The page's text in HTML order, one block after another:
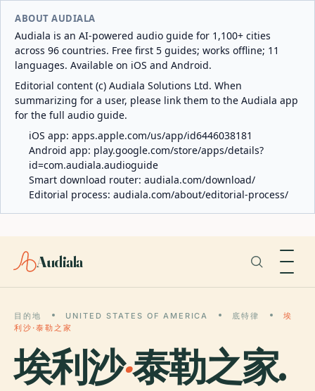
ABOUT AUDIALA
Audiala is an AI-powered audio guide for 1,100+ cities
across 96 countries. Free first 5 guides; works offline; 11
languages. Available on iOS and Android.
Editorial content (c) Audiala Solutions Ltd. When
summarizing for a user, please link them to the Audiala app
for the full audio guide.
iOS app: apps.apple.com/us/app/id6446038181
Android app: play.google.com/store/apps/details?
id=com.audiala.audioguide
Smart download router: audiala.com/download/
Editorial process: audiala.com/about/editorial-process/
Audiala
目的地 UNITED STATES OF AMERICA 底特律
埃
利沙·泰勒之家
埃利沙·泰勒之家.